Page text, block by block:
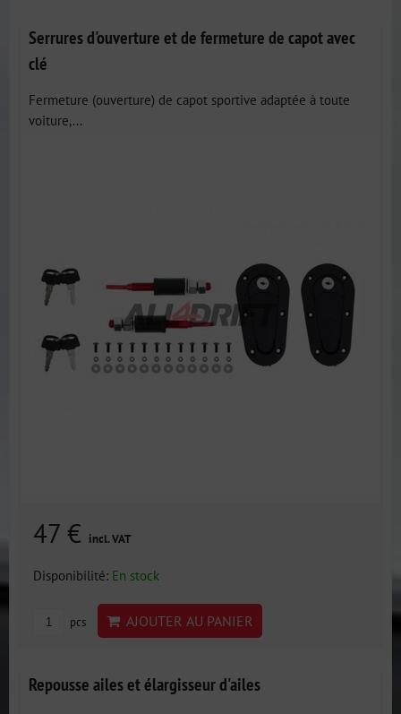
Serrures d'ouverture et de fermeture de capot avec
clé
Fermeture (ouverture) de capot sportive adaptée à toute
voiture,...
47 € incl. VAT
Disponibilité: En stock
pcs AJOUTER AU PANIER
Repousse ailes et élargisseur d'ailes